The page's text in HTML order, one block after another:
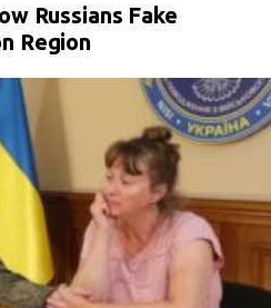
Russians Fake
Region